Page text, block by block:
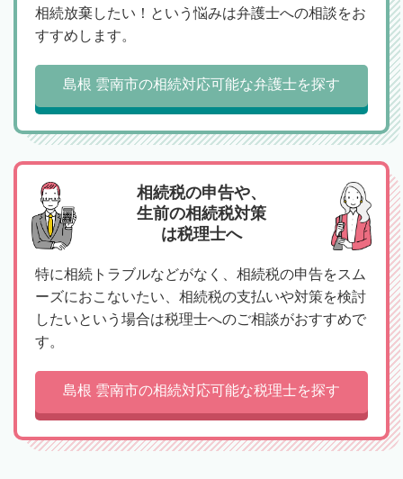
相続放棄したい！という悩みは弁護士への相談をお
すすめします。
島根 雲南市の相続対応可能な弁護士を探す
相続税の申告や、
生前の相続税対策
は税理士へ
特に相続トラブルなどがなく、相続税の申告をスム
ーズにおこないたい、相続税の支払いや対策を検討
したいという場合は税理士へのご相談がおすすめで
す。
島根 雲南市の相続対応可能な税理士を探す